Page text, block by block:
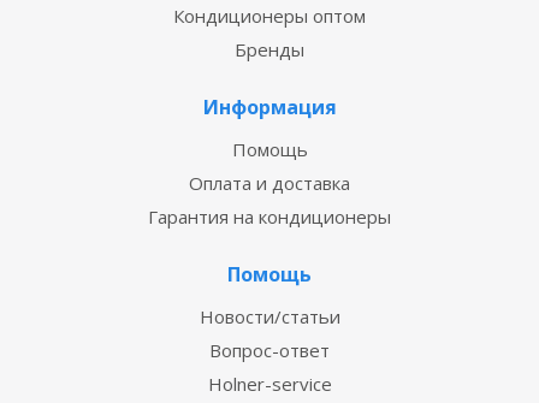
Кондиционеры оптом
Бренды
Информация
Помощь
Оплата и доставка
Гарантия на кондиционеры
Помощь
Новости/статьи
Вопрос-ответ
Holner-service